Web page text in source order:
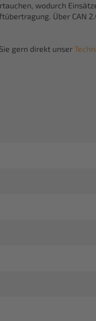
wodurch
Über CAN
gern direkt unser